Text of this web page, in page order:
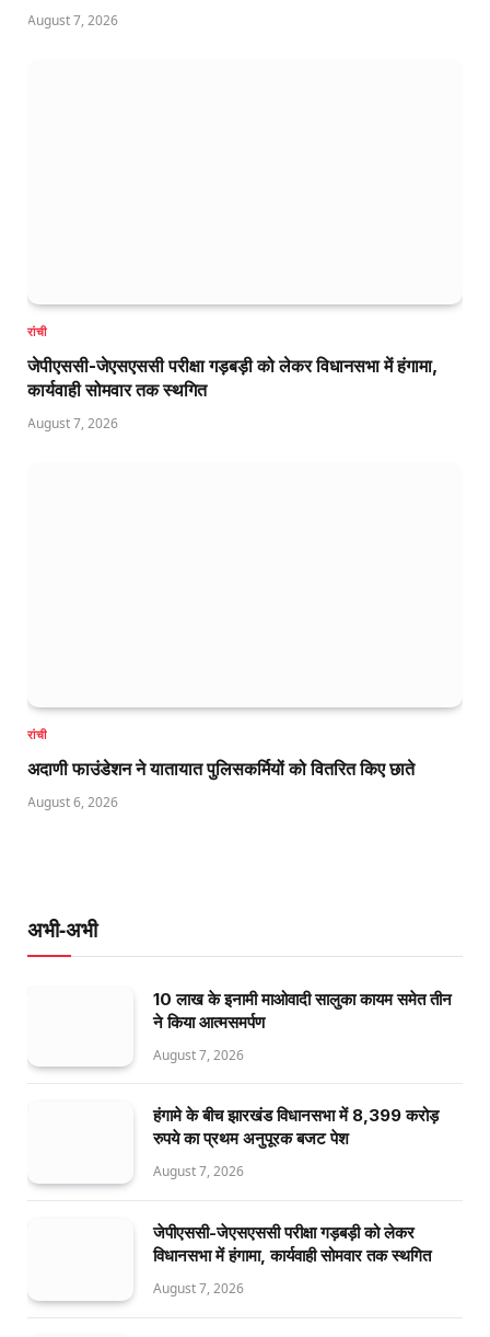
August 7, 2026
रांची
जेपीएससी-जेएसएससी परीक्षा गड़बड़ी को लेकर विधानसभा में हंगामा,
कार्यवाही सोमवार तक स्थगित
August 7, 2026
रांची
अदाणी फाउंडेशन ने यातायात पुलिसकर्मियों को वितरित किए छाते
August 6, 2026
अभी-अभी
10 लाख के इनामी माओवादी सालुका कायम समेत तीन
ने किया आत्मसमर्पण
August 7, 2026
हंगामे के बीच झारखंड विधानसभा में 8,399 करोड़
रुपये का प्रथम अनुपूरक बजट पेश
August 7, 2026
जेपीएससी-जेएसएससी परीक्षा गड़बड़ी को लेकर
विधानसभा में हंगामा, कार्यवाही सोमवार तक स्थगित
August 7, 2026